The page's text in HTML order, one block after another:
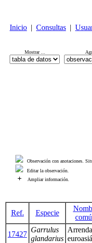
Inicio | Consultas |
Mostrar ...
Observación con anotaciones.
Editar la observación.
+ Ampliar información.
Ref. Especie
17427
Garrulus
glandarius